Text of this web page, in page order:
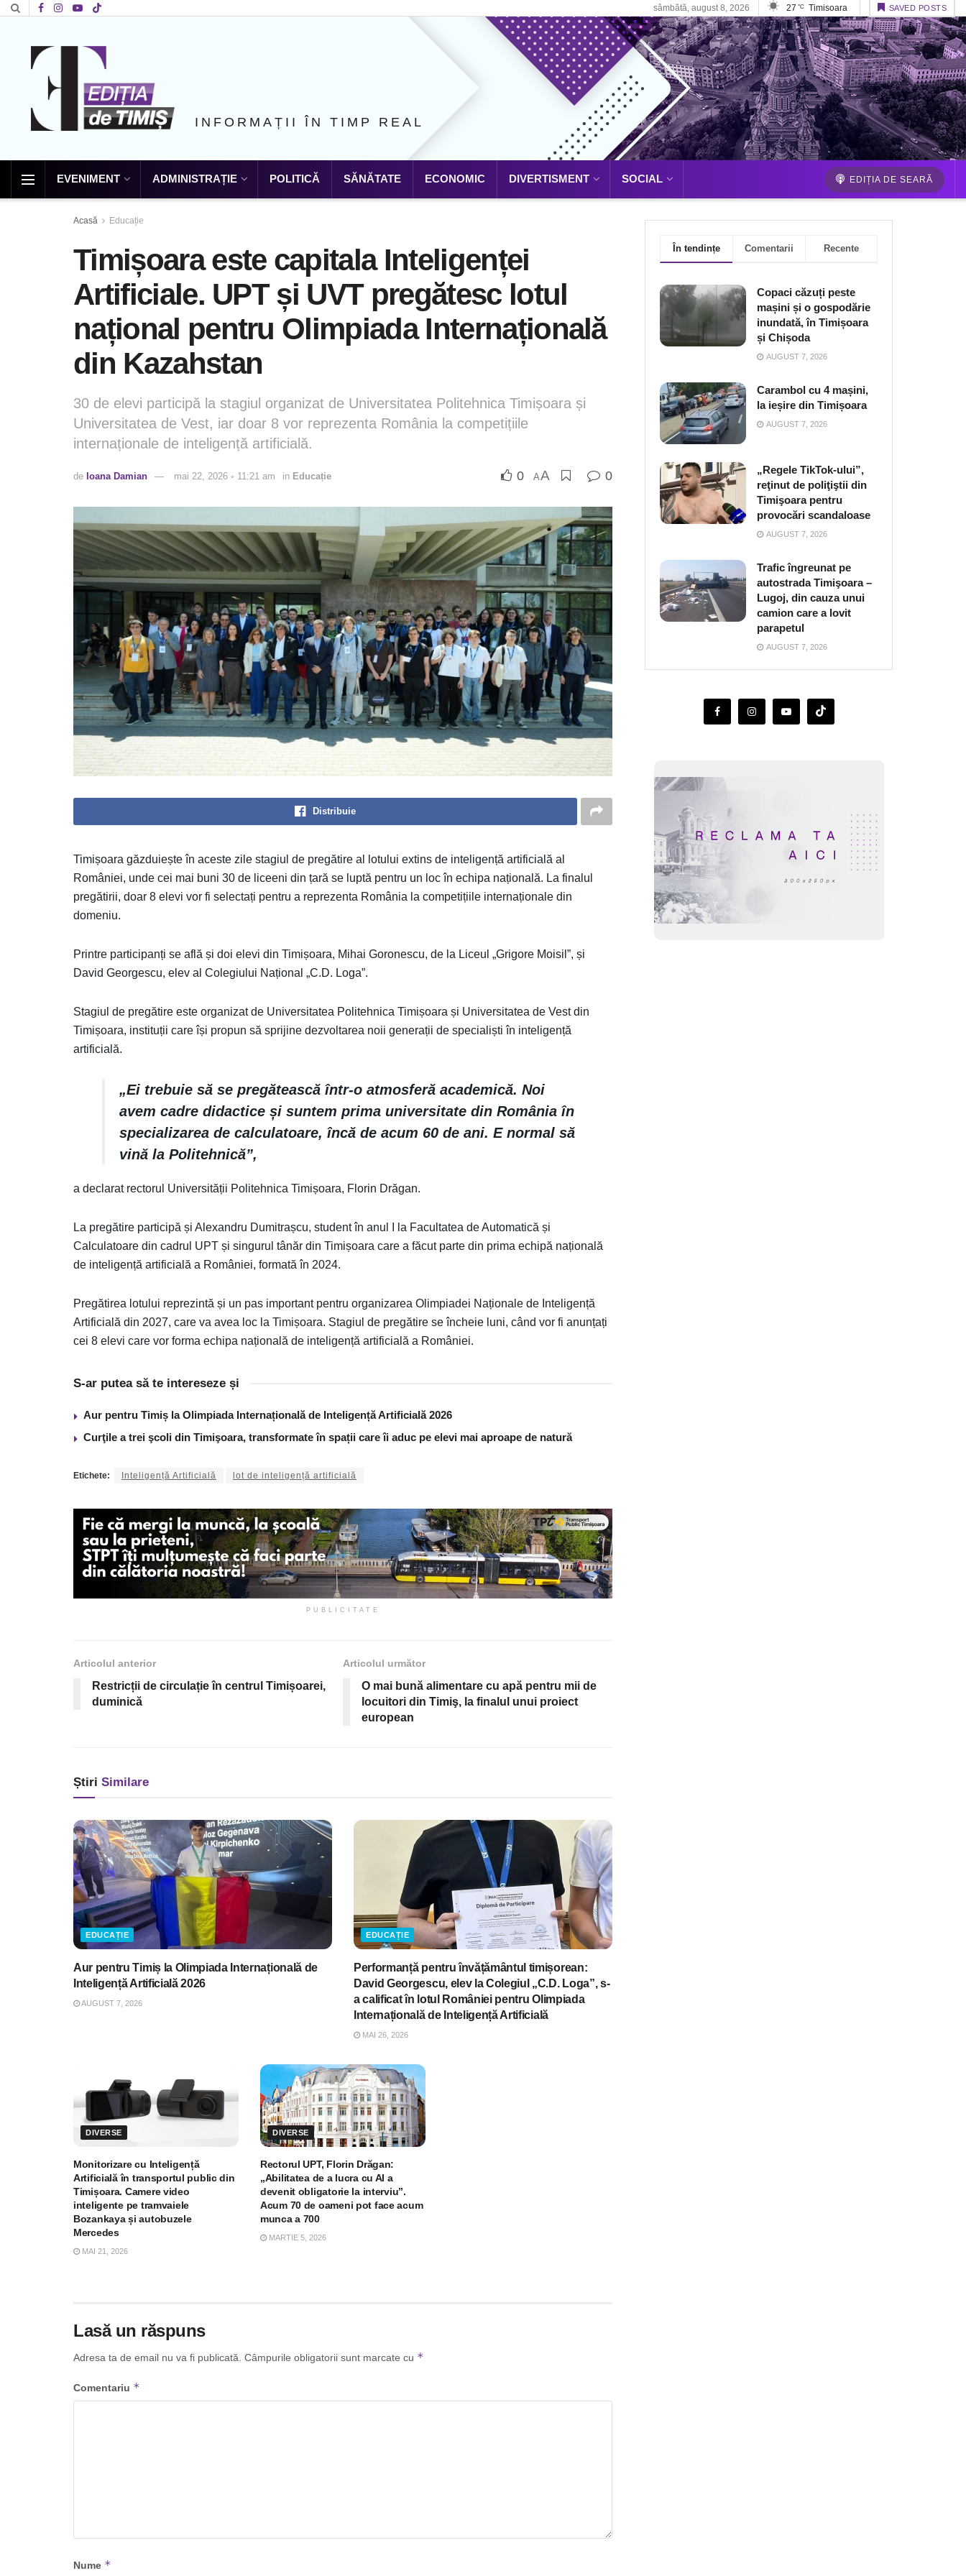
sâmbătă, august 8, 2026 27 °C Timisoara SAVED POSTS
INFORMAȚII ÎN TIMP REAL
EVENIMENT ADMINISTRAȚIE POLITICĂ SĂNĂTATE ECONOMIC DIVERTISMENT SOCIAL EDIȚIA DE SEARĂ
Acasă Educație
Timișoara este capitala Inteligenței
Artificiale. UPT și UVT pregătesc lotul
național pentru Olimpiada Internațională
din Kazahstan
30 de elevi participă la stagiul organizat de Universitatea Politehnica Timișoara și
Universitatea de Vest, iar doar 8 vor reprezenta România la competițiile
internaționale de inteligență artificială.
de Ioana Damian mai 22, 2026 ◦ 11:21 am in Educație 0 AA 0
Distribuie
Timișoara găzduiește în aceste zile stagiul de pregătire al lotului extins de inteligență artificială al
României, unde cei mai buni 30 de liceeni din țară se luptă pentru un loc în echipa națională. La finalul
pregătirii, doar 8 elevi vor fi selectați pentru a reprezenta România la competițiile internaționale din
domeniu.
Printre participanți se află și doi elevi din Timișoara, Mihai Goronescu, de la Liceul „Grigore Moisil”, și
David Georgescu, elev al Colegiului Național „C.D. Loga”.
Stagiul de pregătire este organizat de Universitatea Politehnica Timișoara și Universitatea de Vest din
Timișoara, instituții care își propun să sprijine dezvoltarea noii generații de specialiști în inteligență
artificială.
„Ei trebuie să se pregătească într-o atmosferă academică. Noi
avem cadre didactice și suntem prima universitate din România în
specializarea de calculatoare, încă de acum 60 de ani. E normal să
vină la Politehnică”,
a declarat rectorul Universității Politehnica Timișoara, Florin Drăgan.
La pregătire participă și Alexandru Dumitrașcu, student în anul I la Facultatea de Automatică și
Calculatoare din cadrul UPT și singurul tânăr din Timișoara care a făcut parte din prima echipă națională
de inteligență artificială a României, formată în 2024.
Pregătirea lotului reprezintă și un pas important pentru organizarea Olimpiadei Naționale de Inteligență
Artificială din 2027, care va avea loc la Timișoara. Stagiul de pregătire se încheie luni, când vor fi anunțați
cei 8 elevi care vor forma echipa națională de inteligență artificială a României.
S-ar putea să te intereseze și
Aur pentru Timiș la Olimpiada Internațională de Inteligență Artificială 2026
Curţile a trei şcoli din Timişoara, transformate în spații care îi aduc pe elevi mai aproape de natură
Etichete: Inteligență Artificială lot de inteligență artificială
PUBLICITATE
Articolul anterior
Restricții de circulație în centrul Timișoarei,
duminică
Articolul următor
O mai bună alimentare cu apă pentru mii de
locuitori din Timiş, la finalul unui proiect
european
Știri Similare
EDUCAȚIE
Aur pentru Timiș la Olimpiada Internațională de
Inteligență Artificială 2026
AUGUST 7, 2026
EDUCAȚIE
Performanță pentru învățământul timișorean:
David Georgescu, elev la Colegiul „C.D. Loga”, s-
a calificat în lotul României pentru Olimpiada
Internațională de Inteligență Artificială
MAI 26, 2026
DIVERSE
Monitorizare cu Inteligență
Artificială în transportul public din
Timișoara. Camere video
inteligente pe tramvaiele
Bozankaya și autobuzele
Mercedes
MAI 21, 2026
DIVERSE
Rectorul UPT, Florin Drăgan:
„Abilitatea de a lucra cu AI a
devenit obligatorie la interviu”.
Acum 70 de oameni pot face acum
munca a 700
MARTIE 5, 2026
Lasă un răspuns
Adresa ta de email nu va fi publicată. Câmpurile obligatorii sunt marcate cu *
Comentariu *
Nume *
În tendințe Comentarii Recente
Copaci căzuți peste
mașini și o gospodărie
inundată, în Timișoara
și Chișoda
AUGUST 7, 2026
Carambol cu 4 mașini,
la ieșire din Timișoara
AUGUST 7, 2026
„Regele TikTok-ului”,
reţinut de poliţiştii din
Timişoara pentru
provocări scandaloase
AUGUST 7, 2026
Trafic îngreunat pe
autostrada Timişoara –
Lugoj, din cauza unui
camion care a lovit
parapetul
AUGUST 7, 2026